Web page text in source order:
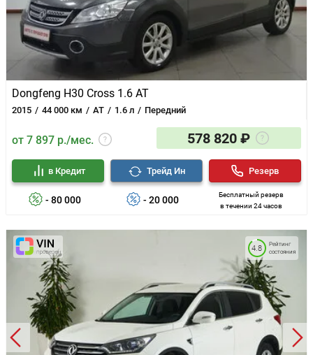
Dongfeng H30 Cross 1.6 AT
2015 44 000 км AT 1.6 л Передний
от 7 897 р./мес. 578 820 ₽
- 80 000
в Кредит
- 20 000
Трейд Ин
Бесплатный резерв
в течении 24 часов
Резерв
Рейтинг
состояния
4.8